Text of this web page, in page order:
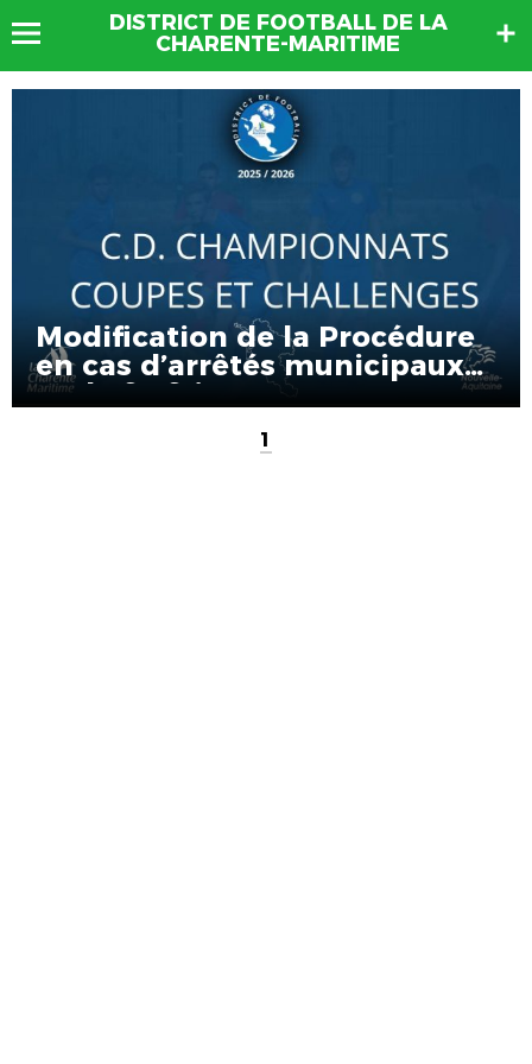
DISTRICT DE FOOTBALL DE LA
CHARENTE-MARITIME
Modification de la Procédure
en cas d’arrêtés municipaux
et de forfaits
1